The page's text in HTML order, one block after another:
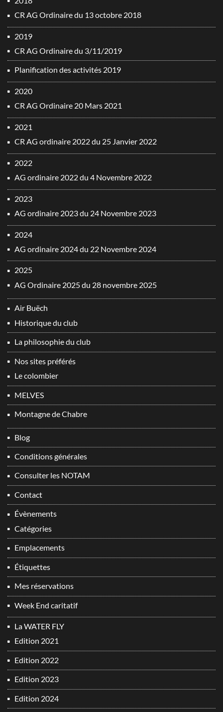
CR AG Ordinaire du 13 octobre 2018
2019
CR AG Ordinaire du 3/11/2019
Planification des activités 2019
2020
CR AG Ordinaire 20 Mars 2021
2021
CR AG ordinaire 2022 du 25 Janvier 2022
2022
AG ordinaire 2022 du 4 Novembre 2022
2023
AG ordinaire 2023 du 24 Novembre 2023
2024
AG ordinaire 2024 du 22 Novembre 2024
2025
AG Ordinaire 2025 du 28 novembre 2025
Air Buëch
Historique du club
La philosophie du club
Nos sites préférés
Le colombier
MELVES
Montagne de Chabre
Blog
Conditions générales
Consulter les NOTAM
Contact
Évènements
Catégories
Emplacements
Étiquettes
Mes réservations
Week End caritatif
La WATER FLY
Edition 2021
Edition 2022
Edition 2023
Edition 2024